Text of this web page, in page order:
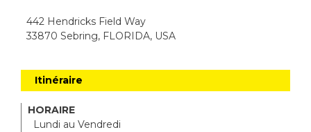
442 Hendricks Field Way
33870 Sebring, FLORIDA, USA
Itinéraire
HORAIRE
Lundi au Vendredi